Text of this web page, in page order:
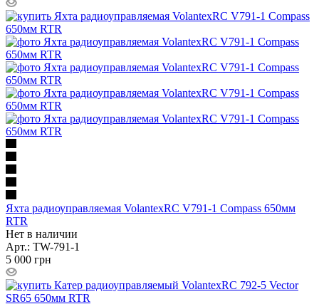
Яхта радиоуправляемая VolantexRC V791-1 Compass 650мм
RTR
Нет в наличии
Арт.: TW-791-1
5 000 грн